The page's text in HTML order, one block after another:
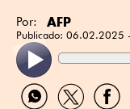
Por: AFP
Publicado: 06.02.2025
Compartir
por
Compartir
por
por